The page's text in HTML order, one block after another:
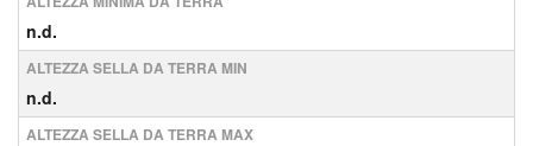
n.d.
ALTEZZA SELLA DA TERRA MIN
n.d.
ALTEZZA SELLA DA TERRA MAX